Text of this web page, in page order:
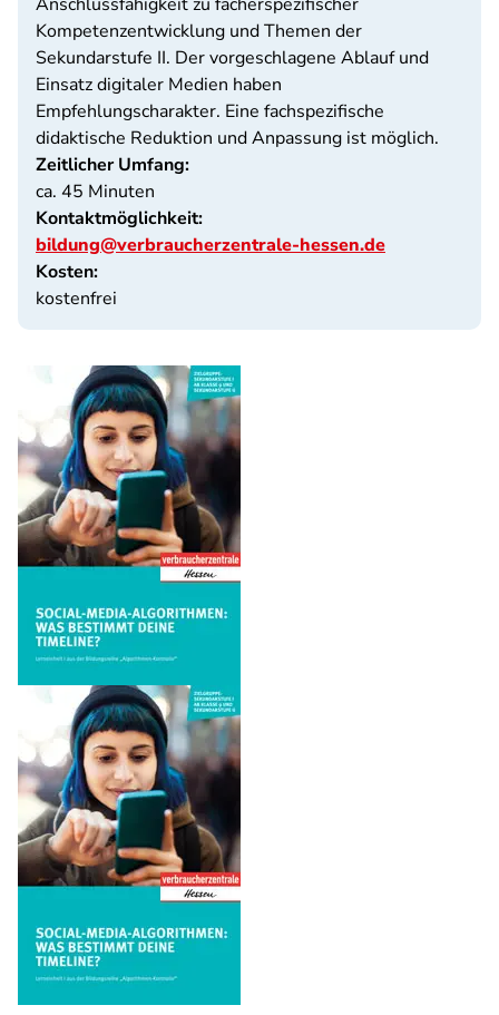
Kompetenzentwicklung und Themen der
Sekundarstufe II. Der vorgeschlagene Ablauf und
Einsatz digitaler Medien haben
Empfehlungscharakter. Eine fachspezifische
didaktische Reduktion und Anpassung ist möglich.
Zeitlicher Umfang:
ca. 45 Minuten
Kontaktmöglichkeit:
bildung@verbraucherzentrale-hessen.de
Kosten:
kostenfrei